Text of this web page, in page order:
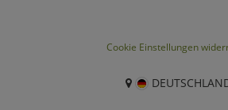
Cookie Einstellungen